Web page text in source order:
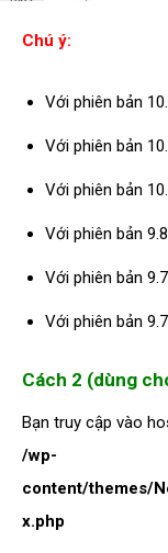
Chú ý:
Với phiên bản
Với phiên bản
Với phiên bản
Với phiên bản
Với phiên bản
Với phiên bản
Cách 2 (dùng
Bạn truy cập vào
/wp-
content/themes/
x.php